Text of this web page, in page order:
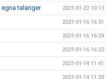
talanger 2021-01-22 10:13
2021-01-16 16:31
2021-01-16 16:24
2021-01-16 16:22
2021-01-14 11:41
2021-01-14 11:33